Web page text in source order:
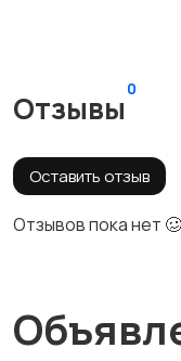
Отзывы
0
Оставить отзыв
Отзывов пока нет 🥴